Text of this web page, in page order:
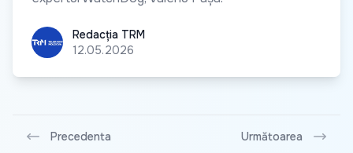
Redacția TRM
Redacția TRM
12.05.2026
Precedenta Următoarea